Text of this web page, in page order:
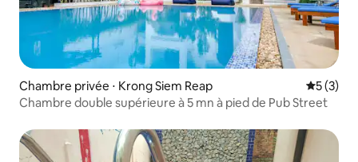
Chambre privée ⋅ Krong Siem Reap
5 (3)
Chambre double supérieure à 5 mn à pied de Pub Street